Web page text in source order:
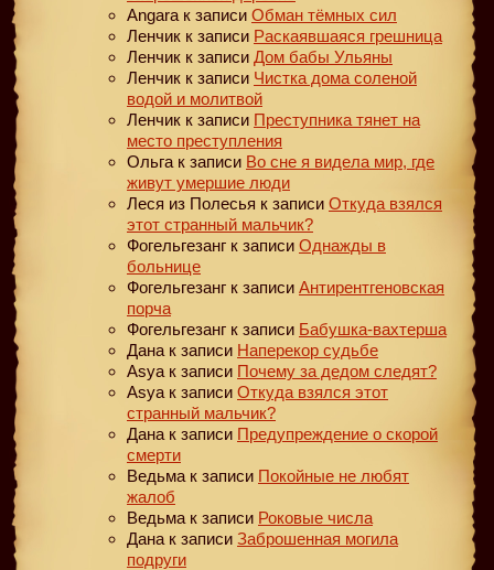
Angara к записи Обман тёмных сил
Ленчик к записи Раскаявшаяся грешница
Ленчик к записи Дом бабы Ульяны
Ленчик к записи Чистка дома соленой
водой и молитвой
Ленчик к записи Преступника тянет на
место преступления
Ольга к записи Во сне я видела мир, где
живут умершие люди
Леся из Полесья к записи Откуда взялся
этот странный мальчик?
Фогельгезанг к записи Однажды в
больнице
Фогельгезанг к записи Антирентгеновская
порча
Фогельгезанг к записи Бабушка-вахтерша
Дана к записи Наперекор судьбе
Asya к записи Почему за дедом следят?
Asya к записи Откуда взялся этот
странный мальчик?
Дана к записи Предупреждение о скорой
смерти
Ведьма к записи Покойные не любят
жалоб
Ведьма к записи Роковые числа
Дана к записи Заброшенная могила
подруги